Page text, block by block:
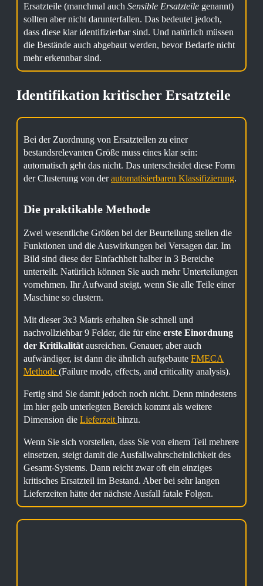
Ersatzteile (manchmal auch Sensible Ersatzteile genannt)
sollten aber nicht darunterfallen. Das bedeutet jedoch,
dass diese klar identifizierbar sind. Und natürlich müssen
die Bestände auch abgebaut werden, bevor Bedarfe nicht
mehr erkennbar sind.
Identifikation kritischer Ersatzteile
Bei der Zuordnung von Ersatzteilen zu einer
bestandsrelevanten Größe muss eines klar sein:
automatisch geht das nicht. Das unterscheidet diese Form
der Clusterung von derautomatisierbaren Klassifizierung.
Die praktikable Methode
Zwei wesentliche Größen bei der Beurteilung stellen die
Funktionen und die Auswirkungen bei Versagen dar. Im
Bild sind diese der Einfachheit halber in 3 Bereiche
unterteilt. Natürlich können Sie auch mehr Unterteilungen
vornehmen. Ihr Aufwand steigt, wenn Sie alle Teile einer
Maschine so clustern.
Mit dieser 3x3 Matris erhalten Sie schnell und
nachvollziehbar 9 Felder, die für eine erste Einordnung
der Kritikalität ausreichen. Genauer, aber auch
aufwändiger, ist dann die ähnlich aufgebaute FMECA
Methode (Failure mode, effects, and criticality analysis).
Fertig sind Sie damit jedoch noch nicht. Denn mindestens
im hier gelb unterlegten Bereich kommt als weitere
Dimension die Lieferzeit hinzu.
Wenn Sie sich vorstellen, dass Sie von einem Teil mehrere
einsetzen, steigt damit die Ausfallwahrscheinlichkeit des
Gesamt-Systems. Dann reicht zwar oft ein einziges
kritisches Ersatzteil im Bestand. Aber bei sehr langen
Lieferzeiten hätte der nächste Ausfall fatale Folgen.